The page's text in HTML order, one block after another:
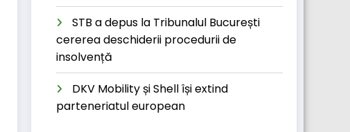
STB a depus la Tribunalul București
cererea deschiderii procedurii de
insolvență
DKV Mobility și Shell își extind
parteneriatul european